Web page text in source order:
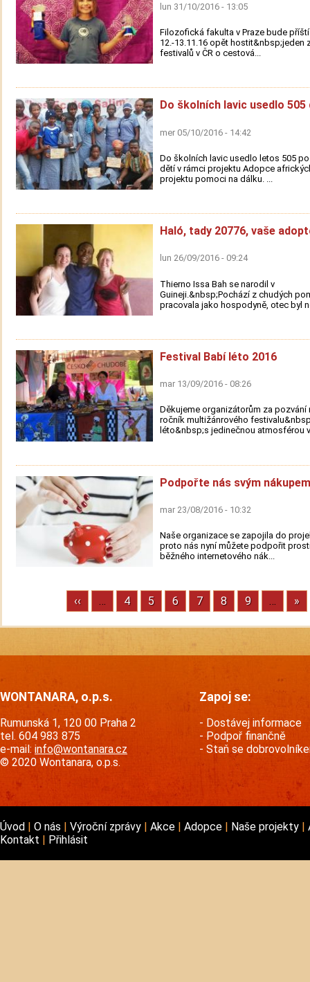
lun 31/10/2016 - 13:05
Filozofická fakulta v Praze bude
12.-13.11.16 opět hostit&nbsp;jeden
festivalů v ČR o cestová...
Do školních lavic usedlo 505
mer 05/10/2016 - 14:42
Do školních lavic usedlo letos 505
dětí v rámci projektu Adopce
projektu pomoci na dálku. ...
Haló, tady 20776, vaše
lun 26/09/2016 - 09:24
Thierno Issa Bah se narodil v
Guineji.&nbsp;Pochází z chudých
pracovala jako hospodyně, otec byl
Festival Babí léto 2016
mar 13/09/2016 - 08:26
Děkujeme organizátorům za pozvání
ročník multižánrového
léto&nbsp;s jedinečnou atmosférou
Podpořte nás svým
mar 23/08/2016 - 10:32
Naše organizace se zapojila do
proto nás nyní můžete podpořit
běžného internetového nák...
Pagination
Previous
page
‹‹ … Stránka
4 Stránka
5 Stránka
6 Stránka
7 Stránka
8 Stránka
9 … »
WONTANARA, o.p.s.
Rumunská 1, 120 00 Praha 2
tel. 604 983 875
e-mail: info@wontanara.cz
© 2020 Wontanara, o.p.s.
Zapoj se:
Dostávej informace
Podpoř finančně
Staň se
Úvod O nás Výroční zprávy Akce Adopce Naše projekty
Kontakt
Přihlásit